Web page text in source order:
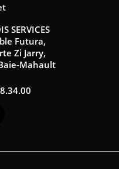
SERVICES
Futura,
Zi Jarry,
Mahault